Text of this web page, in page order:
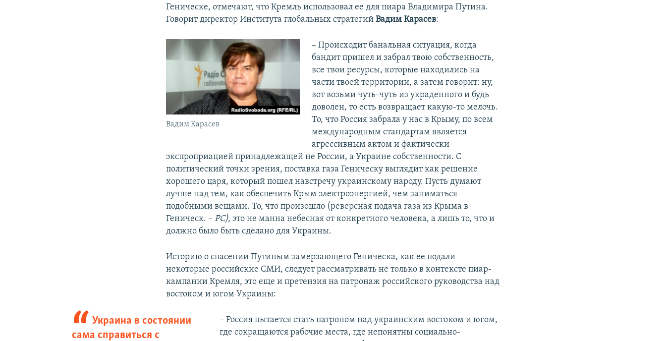
Геническе, отмечают, что Кремль использовал ее для пиара Владимира Путина.
Говорит директор Института глобальных стратегийВадим Карасев:
Вадим Карасев
– Происходит банальная ситуация, когда
бандит пришел и забрал твою собственность,
все твои ресурсы, которые находились на
части твоей территории, а затем говорит: ну,
вот возьми чуть-чуть из украденного и будь
доволен, то есть возвращает какую-то мелочь.
То, что Россия забрала у нас в Крыму, по всем
международным стандартам является
агрессивным актом и фактически
экспроприацией принадлежащей не России, а Украине собственности. С
политический точки зрения, поставка газа Геническу выглядит как решение
хорошего царя, который пошел навстречу украинскому народу. Пусть думают
лучше над тем, как обеспечить Крым электроэнергией, чем заниматься
подобными вещами. То, что произошло (реверсная подача газа из Крыма в
Геническ. –РС), это не манна небесная от конкретного человека, а лишь то, что и
должно было быть сделано для Украины.
Историю о спасении Путиным замерзающего Геническа, как ее подали
некоторые российские СМИ, следует рассматривать не только в контексте пиар-
кампании Кремля, это еще и претензия на патронаж российского руководства над
востоком и югом Украины:
Украина в состоянии
сама справиться с
– Россия пытается стать патроном над украинским востоком и югом,
где сокращаются рабочие места, где непонятны социально-